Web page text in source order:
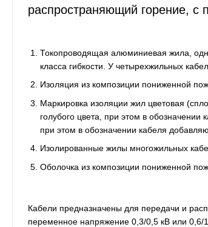
распространяющий горение,
Токопроводящая алюминиевая жила,
класса гибкости. У четырехжильных
Изоляция из композиции пониженной
Маркировка изоляции жил цветовая
голубого цвета, при этом в
при этом в обозначении кабеля
Изолированные жилы многожильных
Оболочка из композиции пониженной
Кабели предназначены для передачи и
переменное напряжение 0,3/0,5 кВ или 0,6/1